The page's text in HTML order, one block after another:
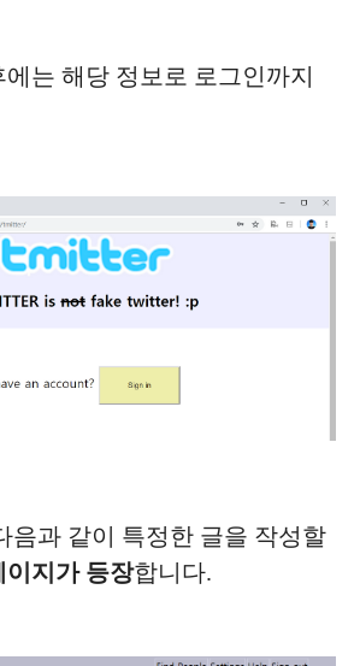
는 해당 정보로 로그인까지
음과 같이 특정한 글을 작성할
이지가 등장합니다.